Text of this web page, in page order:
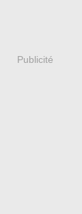
Publicité